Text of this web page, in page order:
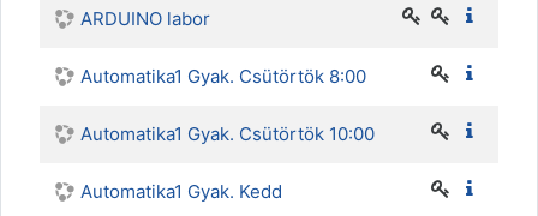
ARDUINO labor
Automatika1 Gyak. Csütörtök 8:00
Automatika1 Gyak. Csütörtök 10:00
Automatika1 Gyak. Kedd